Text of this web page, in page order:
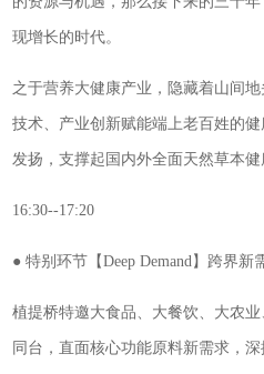
现增长的时代。
之于营养大健康产业，隐藏着山间
技术、产业创新赋能端上老百姓的
发扬，支撑起国内外全面天然草本健
16:30--17:20
● 特别环节【Deep Demand】跨界新
植提桥特邀大食品、大餐饮、大农
同台，直面核心功能原料新需求，